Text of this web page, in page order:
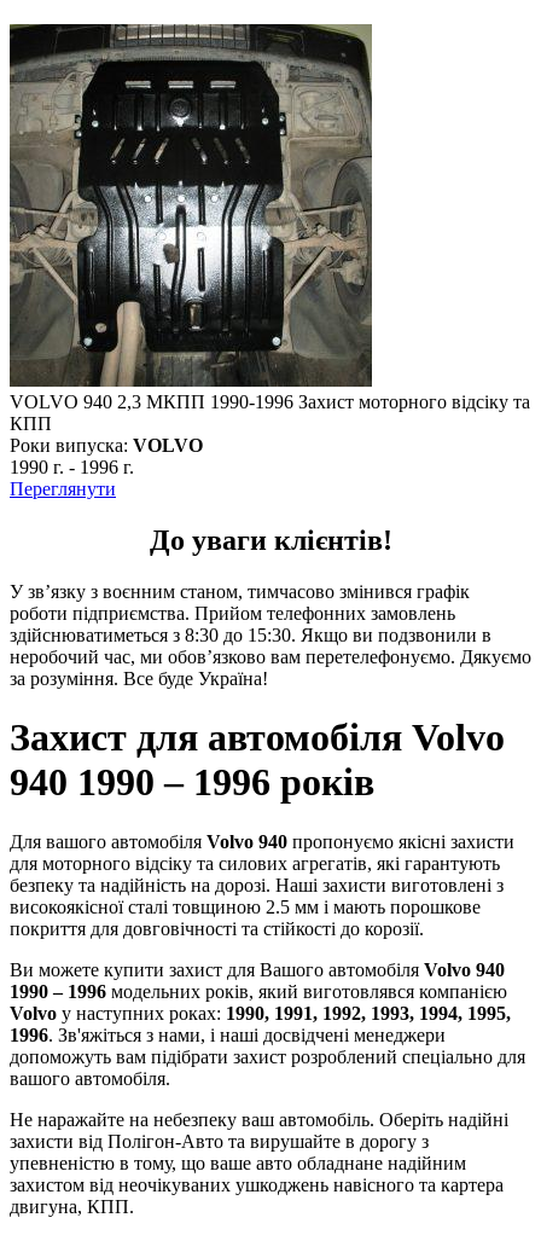
VOLVO 940 2,3 МКПП 1990-1996 Захист моторного відсіку та
КПП
Роки випуска: VOLVO
1990 г. - 1996 г.
Переглянути
До уваги клієнтів!
У зв’язку з воєнним станом, тимчасово змінився графік
роботи підприємства. Прийом телефонних замовлень
здійснюватиметься з 8:30 до 15:30. Якщо ви подзвонили в
неробочий час, ми обов’язково вам перетелефонуємо. Дякуємо
за розуміння. Все буде Україна!
Захист для автомобіля Volvo
940 1990 – 1996 років
Для вашого автомобіля Volvo 940 пропонуємо якісні захисти
для моторного відсіку та силових агрегатів, які гарантують
безпеку та надійність на дорозі. Наші захисти виготовлені з
високоякісної сталі товщиною 2.5 мм і мають порошкове
покриття для довговічності та стійкості до корозії.
Ви можете купити захист для Вашого автомобіля Volvo 940
1990 – 1996 модельних років, який виготовлявся компанією
Volvo у наступних роках: 1990, 1991, 1992, 1993, 1994, 1995,
1996. Зв'яжіться з нами, і наші досвідчені менеджери
допоможуть вам підібрати захист розроблений спеціально для
вашого автомобіля.
Не наражайте на небезпеку ваш автомобіль. Оберіть надійні
захисти від Полігон-Авто та вирушайте в дорогу з
упевненістю в тому, що ваше авто обладнане надійним
захистом від неочікуваних ушкоджень навісного та картера
двигуна, КПП.